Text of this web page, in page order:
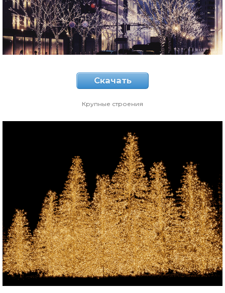
Скачать
Крупные строения